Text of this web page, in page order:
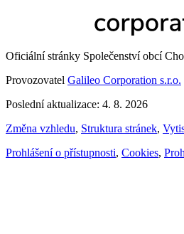
Oficiální stránky Společenství obcí
Provozovatel Galileo Corporation s.r.o.
Poslední aktualizace: 4. 8. 2026
Změna vzhledu, Struktura stránek,
Prohlášení o přístupnosti, Cookies,